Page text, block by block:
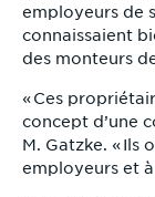
employeurs de
connaissaient
des monteurs
« Ces
concept d’une
M. Gatzke. « Ils
employeurs et